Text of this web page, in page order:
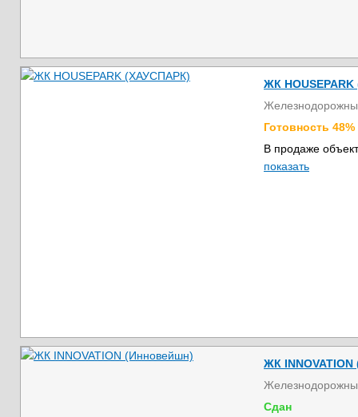
ЖК
Готовность 48%
В продаже
показать
ЖК
Сдан